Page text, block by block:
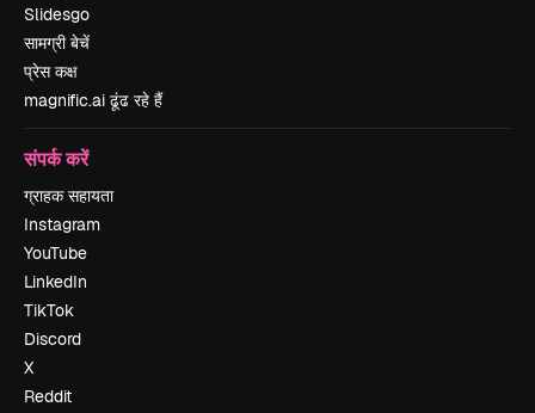
Slidesgo
सामग्री बेचें
प्रेस कक्ष
magnific.ai ढूंढ रहे हैं
संपर्क करें
ग्राहक सहायता
Instagram
YouTube
LinkedIn
TikTok
Discord
X
Reddit